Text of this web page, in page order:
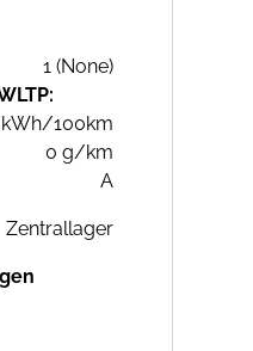
1 (None)
kWh/100km
0 g/km
A
Zentrallager